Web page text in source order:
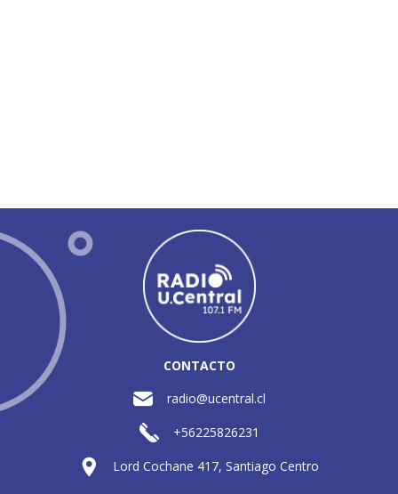
CONTACTO
radio@ucentral.cl
+56225826231
Lord Cochane 417, Santiago Centro